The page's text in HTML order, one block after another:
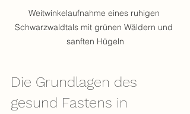
Weitwinkelaufnahme eines ruhigen
Schwarzwaldtals mit grünen Wäldern und
sanften Hügeln
Die Grundlagen des
gesund Fastens in